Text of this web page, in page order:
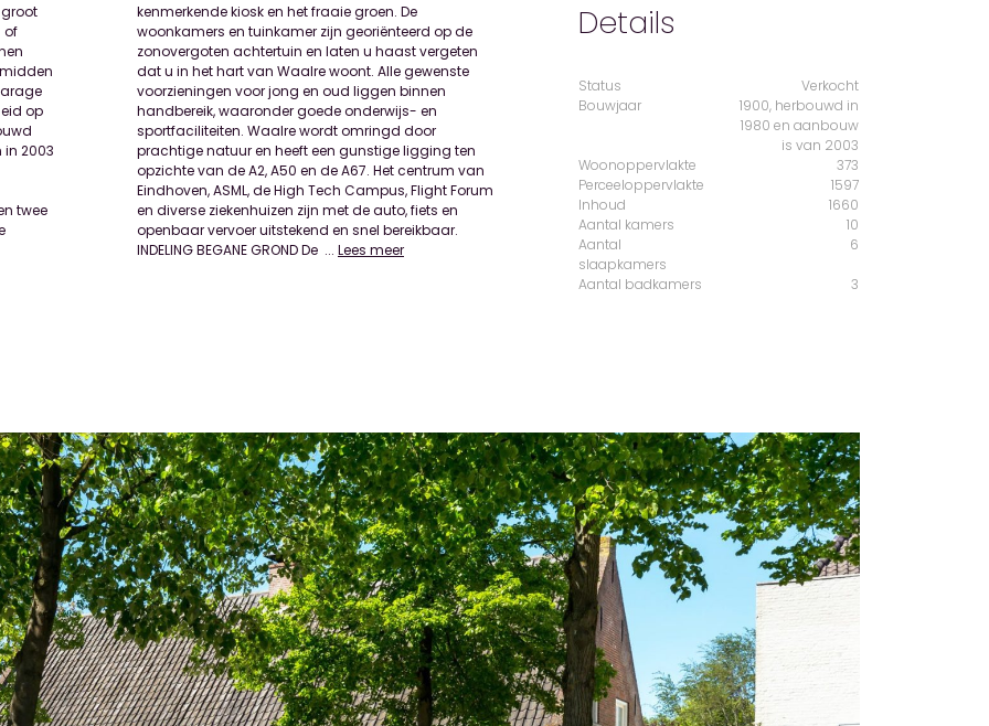
of
op
in 2003
twee
De
en
ten
en
INDELING BEGANE GROND De ... Lees meer
Details
Status
Verkocht
Bouwjaar
1900, herbouwd in
1980 en aanbouw
is van 2003
Woonoppervlakte
373
Perceeloppervlakte
1597
Inhoud
1660
Aantal kamers
10
Aantal
slaapkamers
6
Aantal badkamers 3